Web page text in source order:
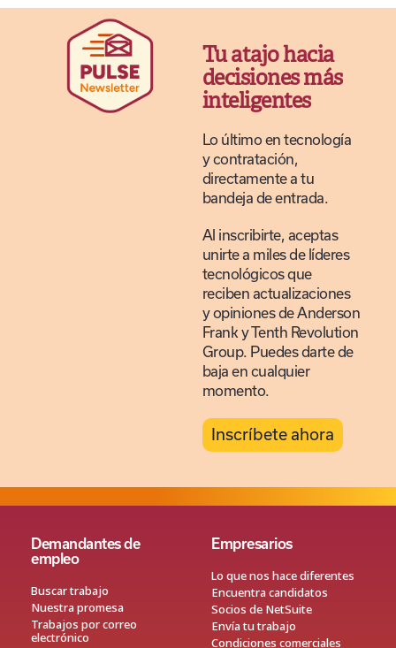
Tu atajo hacia
decisiones más
inteligentes
Lo último en tecnología
y contratación,
directamente a tu
bandeja de entrada.
Al inscribirte, aceptas
unirte a miles de líderes
tecnológicos que
reciben actualizaciones
y opiniones de Anderson
Frank y Tenth Revolution
Group. Puedes darte de
baja en cualquier
momento.
Inscríbete ahora
Demandantes de
empleo
Buscar trabajo
Nuestra promesa
Trabajos por correo
electrónico
Empresarios
Lo que nos hace diferentes
Encuentra candidatos
Socios de NetSuite
Envía tu trabajo
Condiciones comerciales